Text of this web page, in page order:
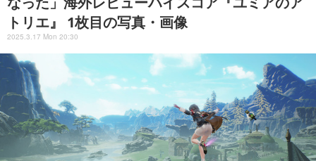
トリエ』 1枚目の写真・画像
2025.3.17 Mon 20:30